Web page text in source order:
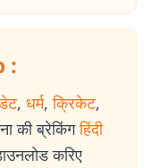
:
, धर्म, क्रिकेट,
की ब्रेकिंग हिंदी
करिए